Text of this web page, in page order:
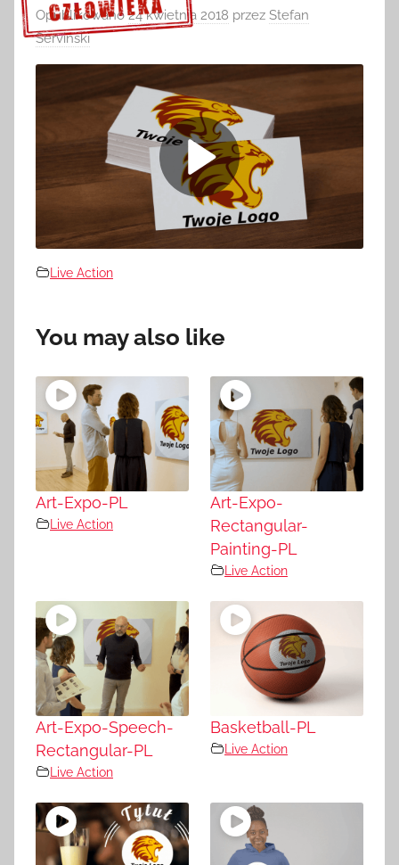
Sprawdź szczegóły >>>
Opublikowano24 kwietnia 2018 przez Stefan
Serviński
Live Action
You may also like
Art-Expo-PL
Live Action
Art-Expo-
Rectangular-
Painting-PL
Live Action
Art-Expo-Speech-
Rectangular-PL
Live Action
Basketball-PL
Live Action